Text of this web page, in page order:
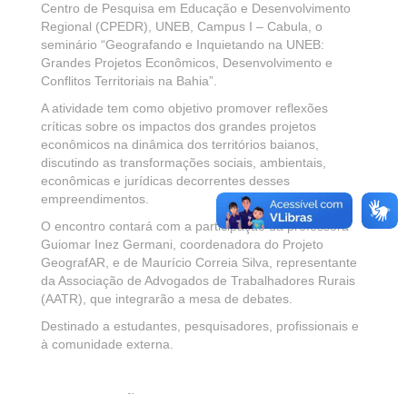
Centro de Pesquisa em Educação e Desenvolvimento
Regional (CPEDR), UNEB, Campus I – Cabula, o
seminário “Geografando e Inquietando na UNEB:
Grandes Projetos Econômicos, Desenvolvimento e
Conflitos Territoriais na Bahia”.
A atividade tem como objetivo promover reflexões
críticas sobre os impactos dos grandes projetos
econômicos na dinâmica dos territórios baianos,
discutindo as transformações sociais, ambientais,
econômicas e jurídicas decorrentes desses
empreendimentos.
O encontro contará com a participação da professora
Guiomar Inez Germani, coordenadora do Projeto
GeografAR, e de Maurício Correia Silva, representante
da Associação de Advogados de Trabalhadores Rurais
(AATR), que integrarão a mesa de debates.
Destinado a estudantes, pesquisadores, profissionais e
à comunidade externa.